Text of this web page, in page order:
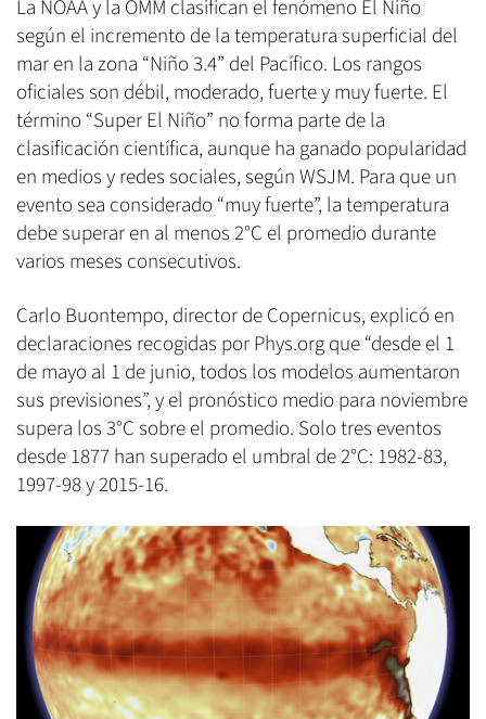
La NOAA y la OMM clasifican el fenómeno El Niño
según el incremento de la temperatura superficial del
mar en la zona “Niño 3.4” del Pacífico. Los rangos
oficiales son débil, moderado, fuerte y muy fuerte. El
término “Super El Niño” no forma parte de la
clasificación científica, aunque ha ganado popularidad
en medios y redes sociales, según WSJM. Para que un
evento sea considerado “muy fuerte”, la temperatura
debe superar en al menos 2°C el promedio durante
varios meses consecutivos.
Carlo Buontempo, director de Copernicus, explicó en
declaraciones recogidas por Phys.org que “desde el 1
de mayo al 1 de junio, todos los modelos aumentaron
sus previsiones”, y el pronóstico medio para noviembre
supera los 3°C sobre el promedio. Solo tres eventos
desde 1877 han superado el umbral de 2°C: 1982-83,
1997-98 y 2015-16.